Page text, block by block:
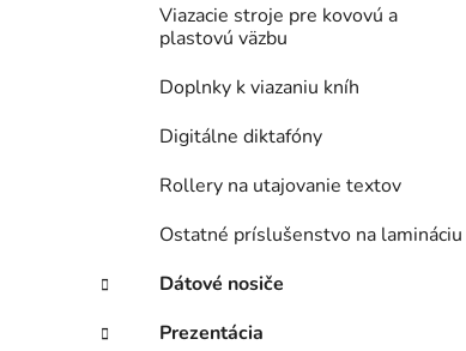
Viazacie stroje pre kovovú a
plastovú väzbu
Doplnky k viazaniu kníh
Digitálne diktafóny
Rollery na utajovanie textov
Ostatné príslušenstvo na lamináciu
Dátové nosiče
Prezentácia